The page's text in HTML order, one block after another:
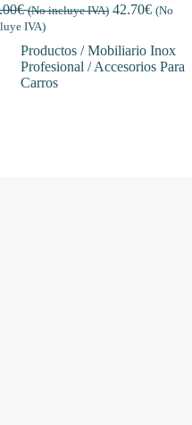
€ (No incluye IVA) 42.70€ (No
IVA)
Productos / Mobiliario Inox
Profesional / Accesorios Para
Carros